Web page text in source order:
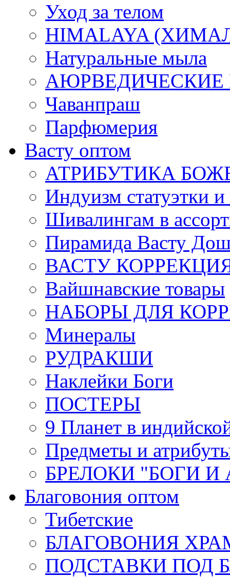
Уход за телом
HIMALAYA
Натуральные мыла
Чаванпраш
Парфюмерия
Васту оптом
АТРИБУТИКА
Индуизм статуэтки
Шивалингам в
Пирамида Васту
ВАСТУ
Вайшнавские товары
НАБОРЫ ДЛЯ
Минералы
РУДРАКШИ
Наклейки Боги
ПОСТЕРЫ
9 Планет в
Предметы и
БРЕЛОКИ "БОГИ И
Благовония оптом
Тибетские
БЛАГОВОНИЯ
ПОДСТАВКИ ПОД